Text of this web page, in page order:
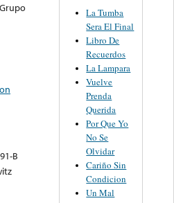
B
La Tumba
Sera El Final
Libro De
Recuerdos
La Lampara
Vuelve
Prenda
Querida
Por Que Yo
No Se
Olvidar
Cariño Sin
Condicion
Un Mal